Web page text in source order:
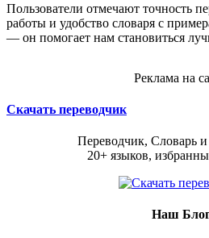
Пользователи отмечают точность
работы и удобство словаря с
— он помогает нам становиться
Реклама на
Скачать переводчик
Переводчик, Словарь и
20+ языков,
Наш